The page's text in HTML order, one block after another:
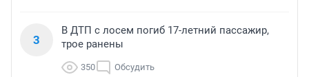
3
В ДТП с лосем погиб 17-летний пассажир,
трое ранены
350 Обсудить